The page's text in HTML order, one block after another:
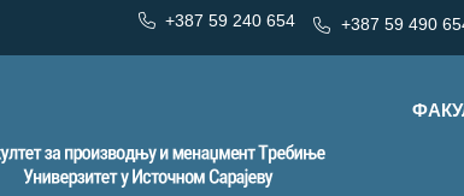
+387 59 240 654 +387 59 490